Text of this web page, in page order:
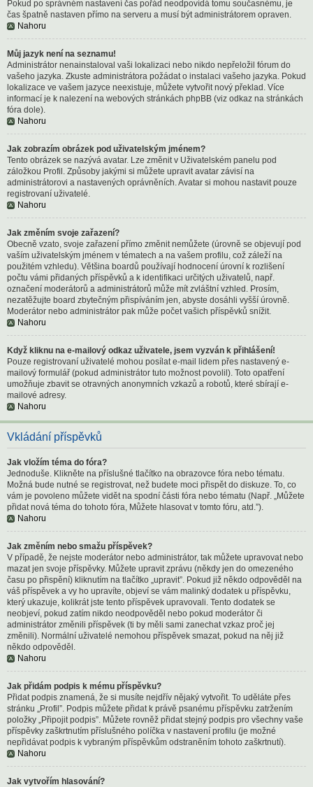
Pokud po správném nastavení čas pořád neodpovídá tomu současnému, je
čas špatně nastaven přímo na serveru a musí být administrátorem opraven.
Nahoru
Můj jazyk není na seznamu!
Administrátor nenainstaloval vaši lokalizaci nebo nikdo nepřeložil fórum do
vašeho jazyka. Zkuste administrátora požádat o instalaci vašeho jazyka. Pokud
lokalizace ve vašem jazyce neexistuje, můžete vytvořit nový překlad. Více
informací je k nalezení na webových stránkách phpBB (viz odkaz na stránkách
fóra dole).
Nahoru
Jak zobrazím obrázek pod uživatelským jménem?
Tento obrázek se nazývá avatar. Lze změnit v Uživatelském panelu pod
záložkou Profil. Způsoby jakými si můžete upravit avatar závisí na
administrátorovi a nastavených oprávněních. Avatar si mohou nastavit pouze
registrovaní uživatelé.
Nahoru
Jak změním svoje zařazení?
Obecně vzato, svoje zařazení přímo změnit nemůžete (úrovně se objevují pod
vaším uživatelským jménem v tématech a na vašem profilu, což záleží na
použitém vzhledu). Většina boardů používají hodnocení úrovní k rozlišení
počtu vámi přidaných příspěvků a k identifikaci určitých uživatelů, např.
označení moderátorů a administrátorů může mít zvláštní vzhled. Prosím,
nezatěžujte board zbytečným přispíváním jen, abyste dosáhli vyšší úrovně.
Moderátor nebo administrátor pak může počet vašich příspěvků snížit.
Nahoru
Když kliknu na e-mailový odkaz uživatele, jsem vyzván k přihlášení!
Pouze registrovaní uživatelé mohou posílat e-mail lidem přes nastavený e-
mailový formulář (pokud administrátor tuto možnost povolil). Toto opatření
umožňuje zbavit se otravných anonymních vzkazů a robotů, které sbírají e-
mailové adresy.
Nahoru
Vkládání příspěvků
Jak vložím téma do fóra?
Jednoduše. Klikněte na příslušné tlačítko na obrazovce fóra nebo tématu.
Možná bude nutné se registrovat, než budete moci přispět do diskuze. To, co
vám je povoleno můžete vidět na spodní části fóra nebo tématu (Např. „Můžete
přidat nová téma do tohoto fóra, Můžete hlasovat v tomto fóru, atd.”).
Nahoru
Jak změním nebo smažu příspěvek?
V případě, že nejste moderátor nebo administrátor, tak můžete upravovat nebo
mazat jen svoje příspěvky. Můžete upravit zprávu (někdy jen do omezeného
času po přispění) kliknutím na tlačítko „upravit”. Pokud již někdo odpověděl na
váš příspěvek a vy ho upravíte, objeví se vám malinký dodatek u příspěvku,
který ukazuje, kolikrát jste tento příspěvek upravovali. Tento dodatek se
neobjeví, pokud zatím nikdo neodpověděl nebo pokud moderátor či
administrátor změnili příspěvek (ti by měli sami zanechat vzkaz proč jej
změnili). Normální uživatelé nemohou příspěvek smazat, pokud na něj již
někdo odpověděl.
Nahoru
Jak přidám podpis k mému příspěvku?
Přidat podpis znamená, že si musíte nejdřív nějaký vytvořit. To uděláte přes
stránku „Profil”. Podpis můžete přidat k právě psanému příspěvku zatržením
položky „Připojit podpis”. Můžete rovněž přidat stejný podpis pro všechny vaše
příspěvky zaškrtnutím příslušného políčka v nastavení profilu (je možné
nepřidávat podpis k vybraným příspěvkům odstraněním tohoto zaškrtnutí).
Nahoru
Jak vytvořím hlasování?